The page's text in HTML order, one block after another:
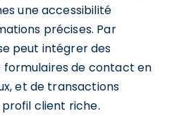
une accessibilité
précises. Par
peut intégrer des
de contact en
et de transactions
client riche.